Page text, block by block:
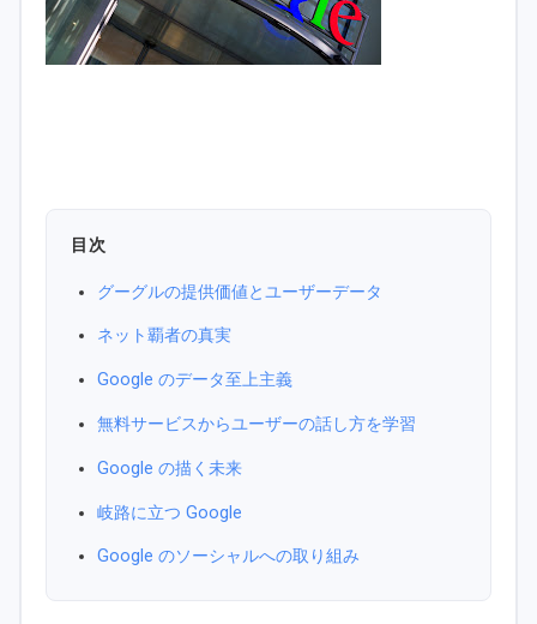
目次
グーグルの提供価値とユーザーデータ
ネット覇者の真実
Google のデータ至上主義
無料サービスからユーザーの話し方を学習
Google の描く未来
岐路に立つ Google
Google のソーシャルへの取り組み